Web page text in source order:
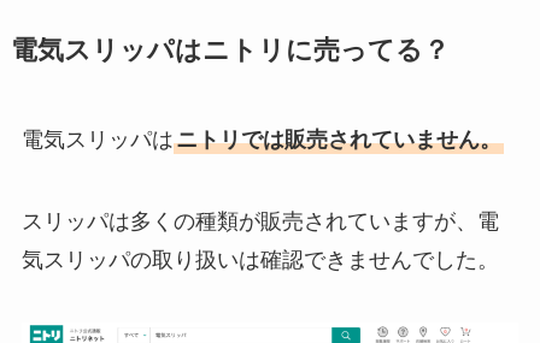
電気スリッパはニトリに売ってる？
電気スリッパはニトリでは販売されていません。
スリッパは多くの種類が販売されていますが、電
気スリッパの取り扱いは確認できませんでした。